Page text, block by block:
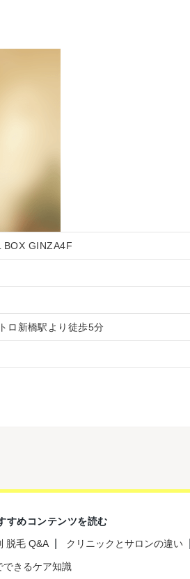
BOX GINZA4F
ロ新橋駅より徒歩5分
すめコンテンツを読む
脱毛 Q&A
クリニックとサロンの違い
できるケア知識